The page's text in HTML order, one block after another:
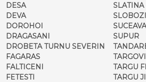
DESA
DEVA
DOROHOI
DRAGASANI
DROBETA TURNU SEVERIN
FAGARAS
FALTICENI
FETESTI
SLATINA
SUCEAVA
SUPUR
TARGU
TARGU